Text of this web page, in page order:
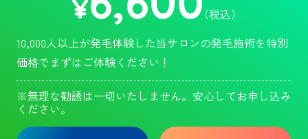
¥
（税込）
10,000人以上が発毛体験した当サロンの発毛施術を特別
価格でまずはご体験ください！
※無理な勧誘は一切いたしません。安心してお申し込み
ください。